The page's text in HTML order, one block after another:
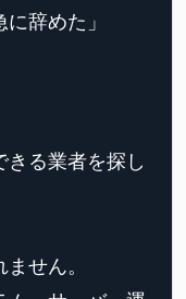
辞めた」
きる業者を探し
せん。